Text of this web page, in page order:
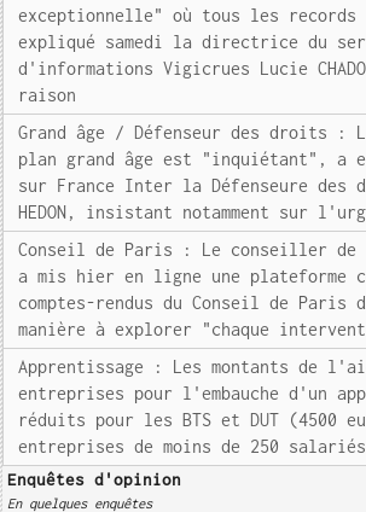
exceptionnelle" où tous les records
expliqué samedi la directrice du
d'informations Vigicrues Lucie
raison
Grand âge / Défenseur des droits :
plan grand âge est "inquiétant", a
sur France Inter la Défenseure des
HEDON, insistant notamment sur
Conseil de Paris : Le conseiller de
a mis hier en ligne une plateforme
comptes-rendus du Conseil de Paris
manière à explorer "chaque
Apprentissage : Les montants de
entreprises pour l'embauche d'un
réduits pour les BTS et DUT (4500
entreprises de moins de 250
Enquêtes d'opinion
En quelques enquêtes